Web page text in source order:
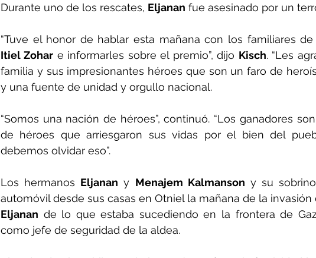
Durante uno de los rescates, Eljanan fue asesinado por un
“Tuve el honor de hablar esta mañana con los familiares de
Itiel Zohar e informarles sobre el premio”, dijo Kisch. “Les
familia y sus impresionantes héroes que son un faro de
y una fuente de unidad y orgullo nacional.
“Somos una nación de héroes”, continuó. “Los ganadores
de héroes que arriesgaron sus vidas por el bien del
debemos olvidar eso”.
Los hermanos Eljanan y Menajem Kalmanson y su sobrino
automóvil desde sus casas en Otniel la mañana de la invasión
Eljanan de lo que estaba sucediendo en la frontera de
como jefe de seguridad de la aldea.